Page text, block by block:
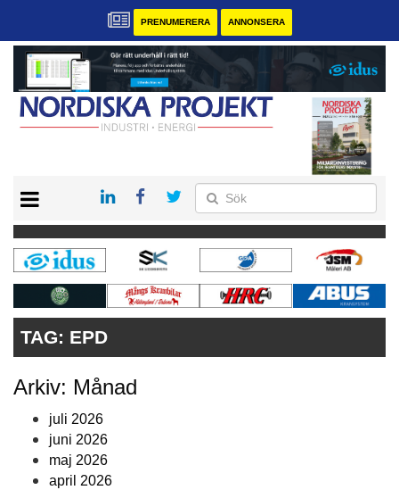
PRENUMERERA ANNONSERA
KONTAKT
VÅRA ANDRA MAGASIN
PRENUMERERA
ANNONSERA
TAG: EPD
Arkiv: Månad
juli 2026
juni 2026
maj 2026
april 2026